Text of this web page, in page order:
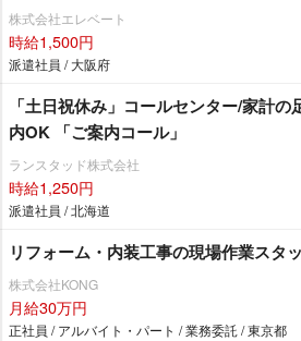
株式会社エレベート
時給1,500円
派遣社員 / 大阪府
「土日祝休み」コールセンター/家計
内OK 「ご案内コール」
ランスタッド株式会社
時給1,250円
派遣社員 / 北海道
リフォーム・内装工事の現場作業スタ
株式会社KONG
月給30万円
正社員 / アルバイト・パート / 業務委託 / 東京都